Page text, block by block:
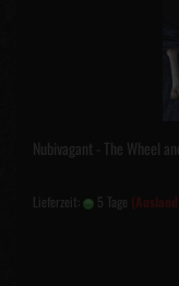
Nubivagant - The Wheel
Lieferzeit: 5 Tage